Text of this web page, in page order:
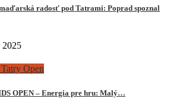
radosť pod Tatrami: Poprad spoznal
2025
Open
OPEN – Energia pre hru: Malý…